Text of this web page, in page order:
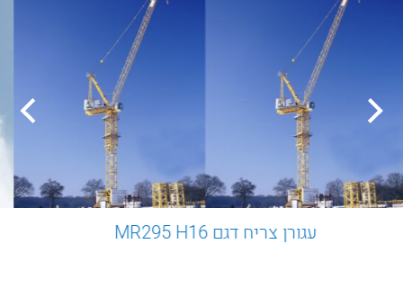
עגורן צריח דגם MR295 H16